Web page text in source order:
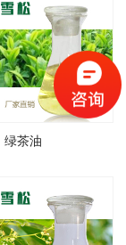
绿茶油